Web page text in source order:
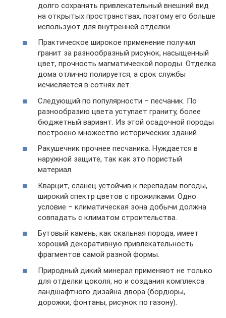
долго сохранять привлекательный внешний вид
на открытых пространствах, поэтому его больше
используют для внутренней отделки.
Практическое широкое применение получил
гранит за разнообразный рисунок, насыщенный
цвет, прочность магматической породы. Отделка
дома отлично полируется, а срок службы
исчисляется в сотнях лет.
Следующий по популярности – песчаник. По
разнообразию цвета уступает граниту, более
бюджетный вариант. Из этой осадочной породы
построено множество исторических зданий.
Ракушечник прочнее песчаника. Нуждается в
наружной защите, так как это пористый
материал.
Кварцит, сланец устойчив к перепадам погоды,
широкий спектр цветов с прожилками. Одно
условие – климатическая зона добычи должна
совпадать с климатом строительства.
Бутовый камень, как скальная порода, имеет
хороший декоративную привлекательность
фрагментов самой разной формы.
Природный дикий минерал применяют не только
для отделки цоколя, но и создания комплекса
ландшафтного дизайна двора (бордюры,
дорожки, фонтаны, рисунок по газону).